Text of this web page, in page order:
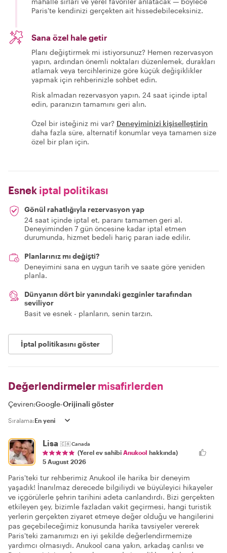
Paris'te kendinizi gerçekten ait hissedebileceksiniz.
Sana özel hale getir
Planı değiştirmek mi istiyorsunuz? Hemen rezervasyon
yapın, ardından önemli noktaları düzenlemek, durakları
atlamak veya tercihlerinize göre küçük değişiklikler
yapmak için rehberinizle sohbet edin.
Risk almadan rezervasyon yapın. 24 saat içinde iptal
edin, paranızın tamamını geri alın.
Özel bir isteğiniz mi var? Deneyiminizi kişiselleştirin
daha fazla süre, alternatif konumlar veya tamamen size
özel bir plan için.
Esnek iptal politikası
Gönül rahatlığıyla rezervasyon yap
24 saat içinde iptal et, paranı tamamen geri al.
Deneyiminden 7 gün öncesine kadar iptal etmen
durumunda, hizmet bedeli hariç paran iade edilir.
Planlarınız mı değişti?
Deneyimini sana en uygun tarih ve saate göre yeniden
planla.
Dünyanın dört bir yanındaki gezginler tarafından
seviliyor
Basit ve esnek - planların, senin tarzın.
İptal politikasını göster
Değerlendirmeler misafirlerden
Çeviren:Google-Orijinali göster
Sıralama:
Lisa 🇨🇦Canada
(Yerel ev sahibi Anukool hakkında)
5 August 2026
Paris'teki tur rehberimiz Anukool ile harika bir deneyim
yaşadık! İnanılmaz derecede bilgiliydi ve büyüleyici hikayeler
ve içgörülerle şehrin tarihini adeta canlandırdı. Bizi gerçekten
etkileyen şey, bizimle fazladan vakit geçirmesi, hangi turistik
yerlerin gerçekten ziyaret etmeye değer olduğu ve hangilerini
pas geçebileceğimiz konusunda harika tavsiyeler vererek
Paris'teki zamanımızı en iyi şekilde değerlendirmemize
yardımcı olmasıydı. Anukool cana yakın, arkadaş canlısı ve